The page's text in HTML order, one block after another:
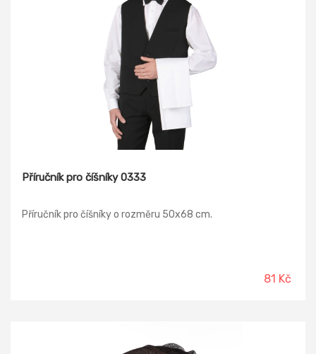
Příručník pro číšníky 0333
Příručník pro číšníky o rozměru 50x68 cm.
81 Kč